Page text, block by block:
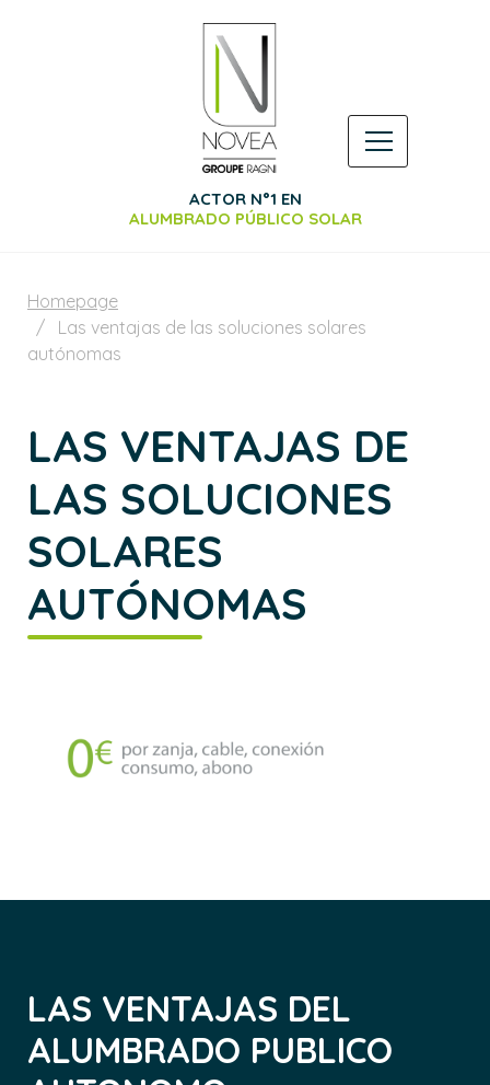
ACTOR N°1 EN
ALUMBRADO PÚBLICO SOLAR
Homepage
Las ventajas de las soluciones solares
autónomas
LAS VENTAJAS DE
LAS SOLUCIONES
SOLARES
AUTÓNOMAS
LAS VENTAJAS DEL
ALUMBRADO PUBLICO